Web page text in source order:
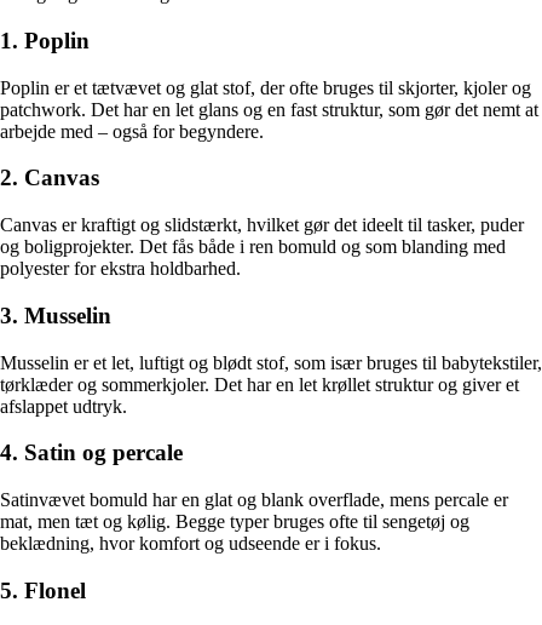
1. Poplin
Poplin er et tætvævet og glat stof, der ofte bruges til skjorter, kjoler og
patchwork. Det har en let glans og en fast struktur, som gør det nemt at
arbejde med – også for begyndere.
2. Canvas
Canvas er kraftigt og slidstærkt, hvilket gør det ideelt til tasker, puder
og boligprojekter. Det fås både i ren bomuld og som blanding med
polyester for ekstra holdbarhed.
3. Musselin
Musselin er et let, luftigt og blødt stof, som især bruges til babytekstiler,
tørklæder og sommerkjoler. Det har en let krøllet struktur og giver et
afslappet udtryk.
4. Satin og percale
Satinvævet bomuld har en glat og blank overflade, mens percale er
mat, men tæt og kølig. Begge typer bruges ofte til sengetøj og
beklædning, hvor komfort og udseende er i fokus.
5. Flonel